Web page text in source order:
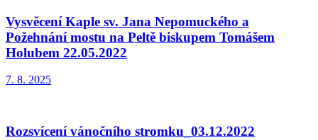
Vysvěcení Kaple sv. Jana Nepomuckého a
Požehnání mostu na Peltě biskupem Tomášem
Holubem 22.05.2022
7. 8. 2025
Rozsvícení vánočního stromku_03.12.2022